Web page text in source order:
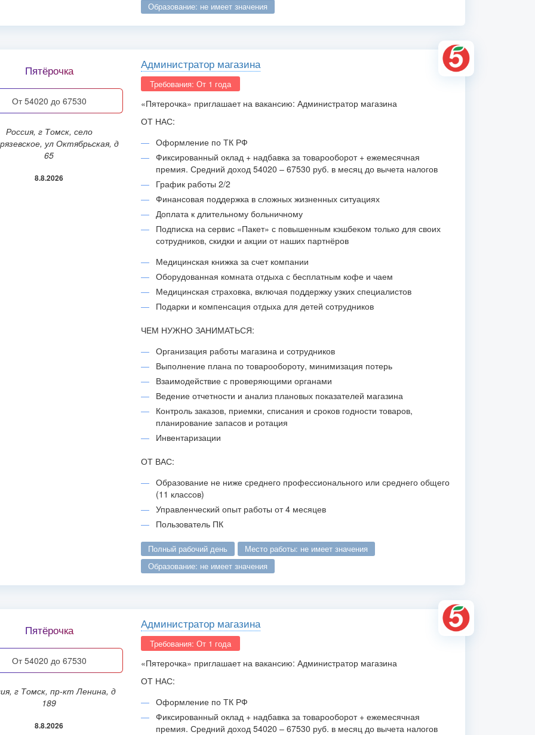
образование: не имеет значения
Пятёрочка
от 54020 до 67530
Россия, г Томск, село
ул Октябрьская, д
65
8.8.2026
Администратор магазина
Требования: От 1 года
«Пятерочка» приглашает на вакансию: Администратор магазина
ОТ НАС:
Оформление по ТК РФ
Фиксированный оклад + надбавка за товарооборот + ежемесячная
премия. Средний доход 54020 – 67530 руб. в месяц до вычета налогов
График работы 2/2
Финансовая поддержка в сложных жизненных ситуациях
Доплата к длительному больничному
Подписка на сервис «Пакет» с повышенным кэшбеком только для своих
сотрудников, скидки и акции от наших партнёров
Медицинская книжка за счет компании
Оборудованная комната отдыха с бесплатным кофе и чаем
Медицинская страховка, включая поддержку узких специалистов
Подарки и компенсация отдыха для детей сотрудников
ЧЕМ НУЖНО ЗАНИМАТЬСЯ:
Организация работы магазина и сотрудников
Выполнение плана по товарообороту, минимизация потерь
Взаимодействие с проверяющими органами
Ведение отчетности и анализ плановых показателей магазина
Контроль заказов, приемки, списания и сроков годности товаров,
планирование запасов и ротация
Инвентаризации
ОТ ВАС:
Образование не ниже среднего профессионального или среднего общего
(11 классов)
Управленческий опыт работы от 4 месяцев
Пользователь ПК
полный рабочий день
место работы: не имеет значения
образование: не имеет значения
Пятёрочка
от 54020 до 67530
189
8.8.2026
Администратор магазина
Требования: От 1 года
«Пятерочка» приглашает на вакансию: Администратор магазина
ОТ НАС:
Оформление по ТК РФ
Фиксированный оклад + надбавка за товарооборот + ежемесячная
премия. Средний доход 54020 – 67530 руб. в месяц до вычета налогов